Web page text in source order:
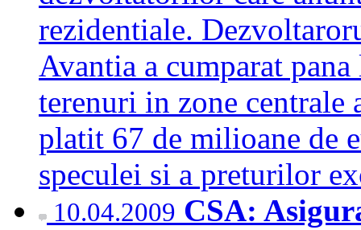
rezidentiale.
Avantia a cumparat
terenuri in zone centrale
platit 67 de milioane de
speculei si a preturilor
10.04.2009 CSA: